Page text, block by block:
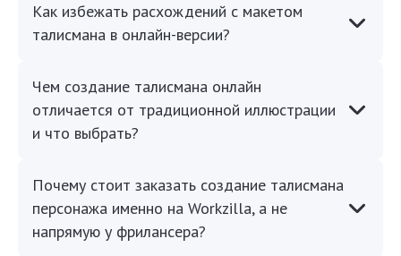
Как избежать расхождений с макетом
талисмана в онлайн-версии?
Чем создание талисмана онлайн
отличается от традиционной иллюстрации
и что выбрать?
Почему стоит заказать создание талисмана
персонажа именно на Workzilla, а не
напрямую у фрилансера?